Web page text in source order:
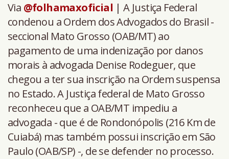
Via @folhamaxoficial | A Justiça Federal
condenou a Ordem dos Advogados do Brasil -
seccional Mato Grosso (OAB/MT) ao
pagamento de uma indenização por danos
morais à advogada Denise Rodeguer, que
chegou a ter sua inscrição na Ordem suspensa
no Estado. A Justiça federal de Mato Grosso
reconheceu que a OAB/MT impediu a
advogada - que é de Rondonópolis (216 Km de
Cuiabá) mas também possui inscrição em São
Paulo (OAB/SP) -, de se defender no processo.